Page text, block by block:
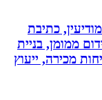
כתיבת
בניית
ייעוץ